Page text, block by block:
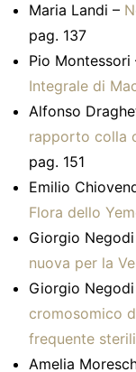
Maria Landi –
pag. 137
Pio Montessori
Integrale di
Alfonso
rapporto colla
pag. 151
Emilio
Flora dello
Giorgio
nuova per la
Giorgio
cromosomico
frequente
Amelia